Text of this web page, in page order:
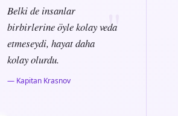
Belki de insanlar
birbirlerine öyle kolay veda
etmeseydi, hayat daha
kolay olurdu.
— Kapitan Krasnov